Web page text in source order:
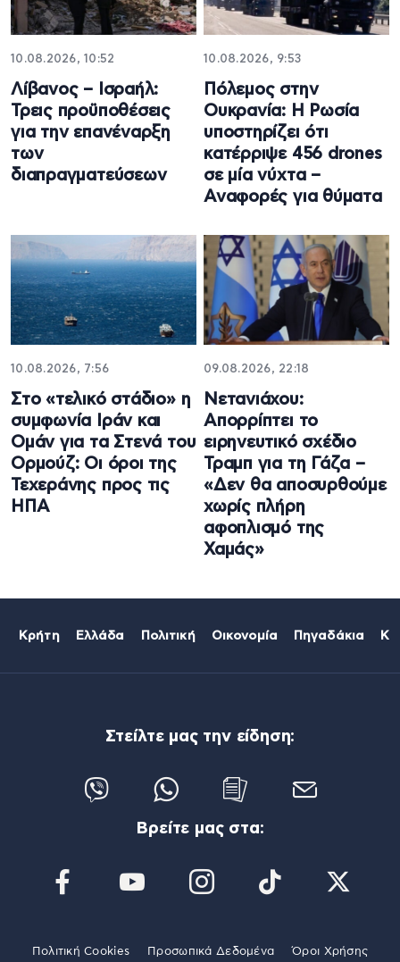
10.08.2026, 10:52
Λίβανος – Ισραήλ:
Τρεις προϋποθέσεις
για την επανέναρξη
των
διαπραγματεύσεων
10.08.2026, 9:53
Πόλεμος στην
Ουκρανία: Η Ρωσία
υποστηρίζει ότι
κατέρριψε 456 drones
σε μία νύχτα –
Αναφορές για θύματα
10.08.2026, 7:56
Στο «τελικό στάδιο» η
συμφωνία Ιράν και
Ομάν για τα Στενά του
Ορμούζ: Οι όροι της
Τεχεράνης προς τις
ΗΠΑ
09.08.2026, 22:18
Νετανιάχου:
Απορρίπτει το
ειρηνευτικό σχέδιο
Τραμπ για τη Γάζα –
«Δεν θα αποσυρθούμε
χωρίς πλήρη
αφοπλισμό της
Χαμάς»
Κρήτη Ελλάδα Πολιτική Οικονομία Πηγαδάκια
Στείλτε μας την είδηση:
Βρείτε μας στα:
Πολιτική Cookies Προσωπικά Δεδομένα Όροι Χρήσης